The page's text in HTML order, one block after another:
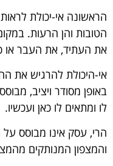
הראשונה אי-יכולת
הטובות והן הרעות.
את העתיד, את העבר או
אי-היכולת להרגיש את
באופן מסודר ויציב,
לו ומתאים לו כאן ועכשיו.
הרי, עסק אינו מבוסס
והמצפון המנותקים